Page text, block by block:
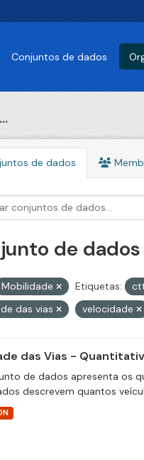
Conjuntos de dados
de dados
de
Mobilidade Etiquetas:
das vias
velocidade
das Vias -
de dados apresenta os
descrevem quantos